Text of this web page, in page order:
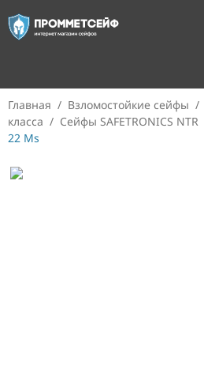
Главная / Взломостойкие сейфы /
класса / Сейфы SAFETRONICS NTR
22 Ms